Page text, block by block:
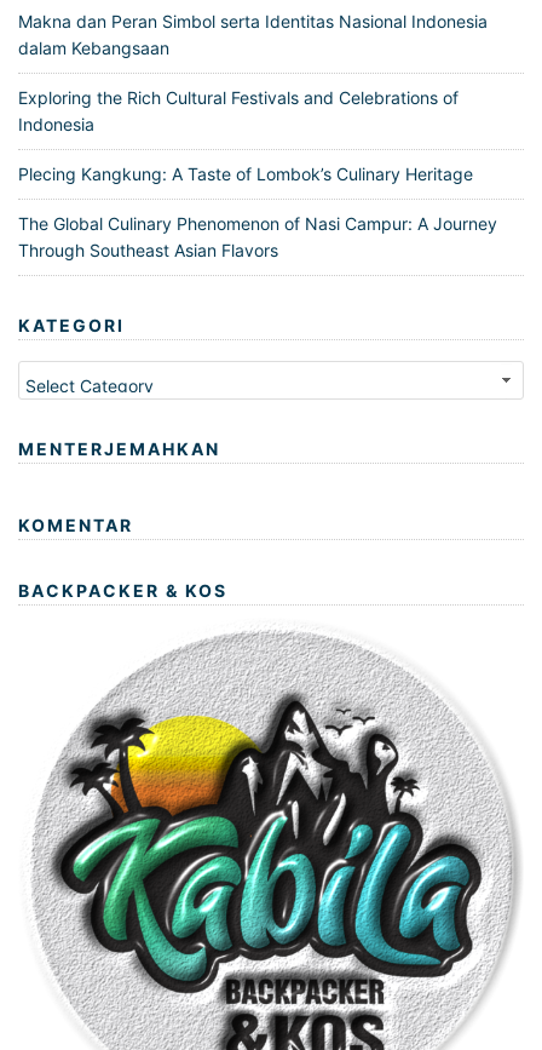
Makna dan Peran Simbol serta Identitas Nasional Indonesia
dalam Kebangsaan
Exploring the Rich Cultural Festivals and Celebrations of
Indonesia
Plecing Kangkung: A Taste of Lombok’s Culinary Heritage
The Global Culinary Phenomenon of Nasi Campur: A Journey
Through Southeast Asian Flavors
KATEGORI
Kategori
MENTERJEMAHKAN
KOMENTAR
BACKPACKER & KOS